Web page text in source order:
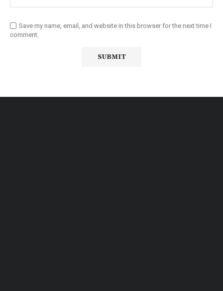
Save my name, email, and website in this browser for the next time I
comment.